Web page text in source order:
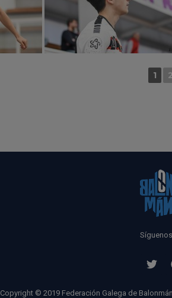
1 2
Copyright © 2019 Federación Galega de